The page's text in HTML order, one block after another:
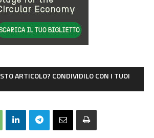
ARTICOLO? CONDIVIDILO CON I TUOI